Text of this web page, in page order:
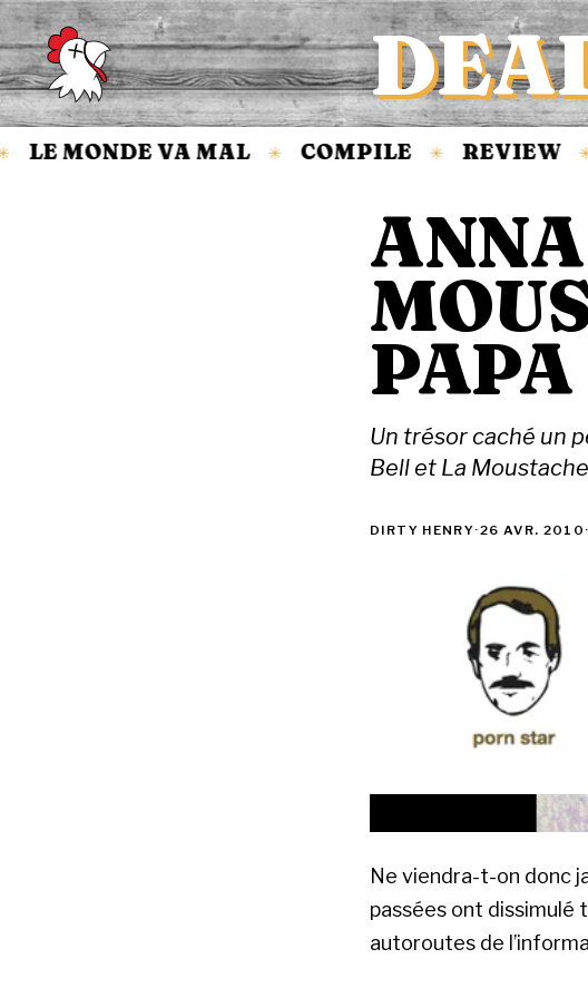
Accueil
LE MONDE VA MAL ✳ COMPILE ✳ REVIEW
PAPA
Un trésor caché un
Bell et La
DIRTY HENRY·26 AVR. 2010 ·
Ne viendra-t-on donc
passées ont dissimulé
autoroutes de